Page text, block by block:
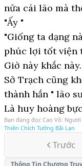
nửa cái lão mà
"Ấy "
"Giống ta dạng
phúc lợi tốt viện
Giờ này khắc này.
Sở Trạch cũng
thành hắn " lão
Là huy hoàng
Bạn đang đọc Cao Võ:
Thiên Chích Tưởng Bãi Lạn
Trước
Thông Tin Chương